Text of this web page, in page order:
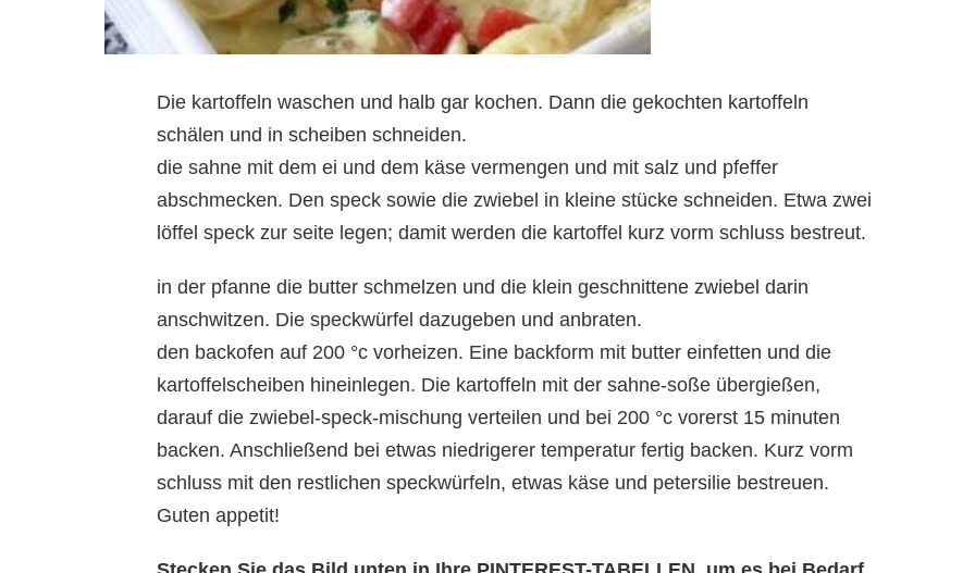
Die kartoffeln waschen und halb gar kochen. Dann die gekochten kartoffeln
schälen und in scheiben schneiden.
die sahne mit dem ei und dem käse vermengen und mit salz und pfeffer
abschmecken. Den speck sowie die zwiebel in kleine stücke schneiden. Etwa zwei
löffel speck zur seite legen; damit werden die kartoffel kurz vorm schluss bestreut.
in der pfanne die butter schmelzen und die klein geschnittene zwiebel darin
anschwitzen. Die speckwürfel dazugeben und anbraten.
den backofen auf 200 °c vorheizen. Eine backform mit butter einfetten und die
kartoffelscheiben hineinlegen. Die kartoffeln mit der sahne-soße übergießen,
darauf die zwiebel-speck-mischung verteilen und bei 200 °c vorerst 15 minuten
backen. Anschließend bei etwas niedrigerer temperatur fertig backen. Kurz vorm
schluss mit den restlichen speckwürfeln, etwas käse und petersilie bestreuen.
Guten appetit!